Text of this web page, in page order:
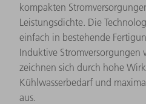
kompakten
Leistungsdichte. Die
einfach in bestehende
Induktive Stromversorgungen
zeichnen sich durch hohe
Kühlwasserbedarf und
aus.